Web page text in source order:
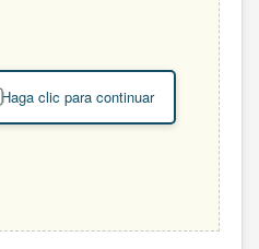
Haga clic para continuar